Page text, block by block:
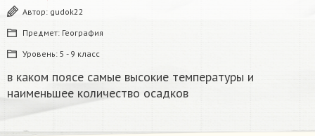
Автор: gudok22
Предмет: География
Уровень: 5 - 9 класс
в каком поясе самые высокие температуры и
наименьшее количество осадков​